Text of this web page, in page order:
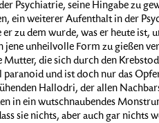
Psychiatrie, seine Hingabe zu
ein weiterer Aufenthalt in der
zu dem wurde, was er heute ist,
jene unheilvolle Form zu gießen
die sich durch den
und ist doch nur das
Hallodri, der allen
in ein wutschnaubendes
sie nichts, aber auch gar nichts